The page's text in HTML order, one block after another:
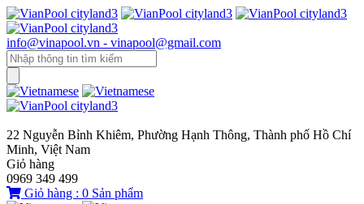
info@vinapool.vn - vinapool@gmail.com
22 Nguyễn Bỉnh Khiêm, Phường Hạnh Thông, Thành phố Hồ Chí
Minh, Việt Nam
Giỏ hàng
0969 349 499
Giỏ hàng : 0 Sản phẩm